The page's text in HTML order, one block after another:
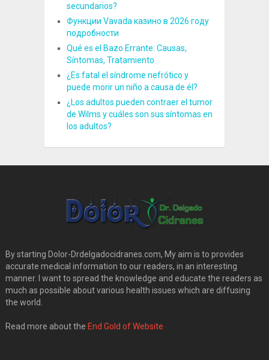
secundarios?
Функции Vavada казино в 2026 году
подробности
Qué es el Bazo Errante: Causas,
Síntomas, Tratamiento
¿Es fatal el síndrome nefrótico y
puede morir un niño a causa de él?
¿Los adultos pueden contraer el tumor
de Wilms y cuáles son sus síntomas en
los adultos?
By starting Dolor-Drdelgadocidranes.com, My aim is to provides
accurate medical information to our readers, in an interesting
manner. I want to spread the knowledge and educate the readers as
much as possible about various health issues which are diffusing
the world.
Read more about the End Gold of Website